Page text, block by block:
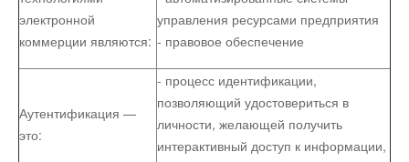
Остальное
электронной
коммерции являются:
управления ресурсами предприятия
- правовое обеспечение
Аутентификация —
это:
- процесс идентификации,
позволяющий удостовериться в
личности, желающей получить
интерактивный доступ к информации,